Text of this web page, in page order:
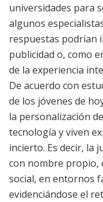
universidades para
algunos
respuestas podrían
publicidad o, como
de la experiencia
De acuerdo con
de los jóvenes de
la personalización
tecnología y viven
incierto. Es decir, la
con nombre propio,
social, en entornos
evidenciándose el